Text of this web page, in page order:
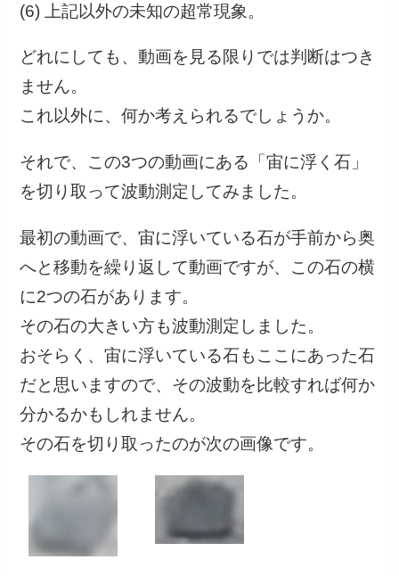
(6) 上記以外の未知の超常現象。
どれにしても、動画を見る限りでは判断はつき
ません。
これ以外に、何か考えられるでしょうか。
それで、この3つの動画にある「宙に浮く石」
を切り取って波動測定してみました。
最初の動画で、宙に浮いている石が手前から奥
へと移動を繰り返して動画ですが、この石の横
に2つの石があります。
その石の大きい方も波動測定しました。
おそらく、宙に浮いている石もここにあった石
だと思いますので、その波動を比較すれば何か
分かるかもしれません。
その石を切り取ったのが次の画像です。